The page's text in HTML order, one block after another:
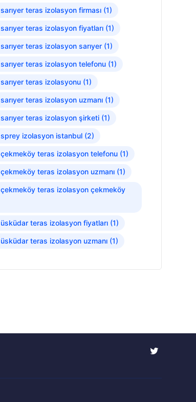
sarıyer teras izolasyon firması(1)
sarıyer teras izolasyon fiyatları(1)
sarıyer teras izolasyon sarıyer(1)
sarıyer teras izolasyon telefonu(1)
sarıyer teras izolasyonu(1)
sarıyer teras izolasyon uzmanı(1)
sarıyer teras izolasyon şirketi(1)
sprey izolasyon istanbul(2)
çekmeköy teras izolasyon telefonu(1)
çekmeköy teras izolasyon uzmanı(1)
çekmeköy teras izolasyon çekmeköy
üsküdar teras izolasyon fiyatları(1)
üsküdar teras izolasyon uzmanı(1)